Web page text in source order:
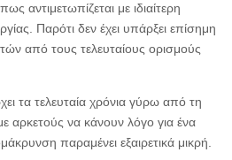
αντιμετωπίζεται με ιδιαίτερη
Παρότι δεν έχει υπάρξει επίσημη
από τους τελευταίους ορισμούς
τα τελευταία χρόνια γύρω από τη
αρκετούς να κάνουν λόγο για ένα
παραμένει εξαιρετικά μικρή.